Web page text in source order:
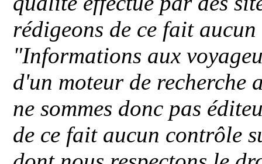
rédigeons de ce fait
"Informations aux
d'un moteur de recherche
ne sommes donc pas
de ce fait aucun contrôle